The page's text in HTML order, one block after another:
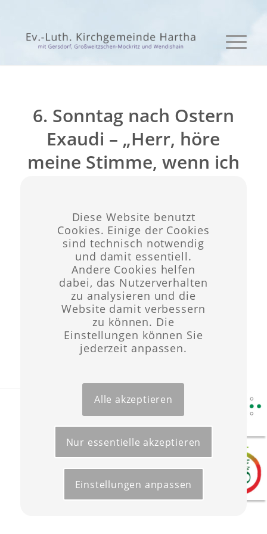
6. Sonntag nach Ostern
Exaudi – „Herr, höre
meine Stimme, wenn ich
März 22, 2024 / in Kirche Gersdorf ,
Großweitzschen,Kirche Hartha / von admin
Eintrag teilen
Layout & Website-Erstellung ©opyright 2021 -Werbeagentur Wüst
Diese Website benutzt
Cookies. Einige der Cookies
sind technisch notwendig
und damit essentiell.
Andere Cookies helfen
dabei, das Nutzerverhalten
zu analysieren und die
Website damit verbessern
zu können. Die
Einstellungen können Sie
jederzeit anpassen.
Alle akzeptieren
Nur essentielle akzeptieren
Einstellungen anpassen